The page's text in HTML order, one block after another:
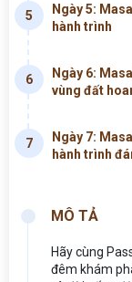
5
Ngày 5:
hành trình
6
Ngày 6:
vùng đất
7
Ngày 7:
hành trình
MÔ TẢ
Hãy cùng
đêm khám